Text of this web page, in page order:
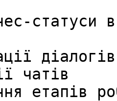
статуси
діалогів
чатів
етапів